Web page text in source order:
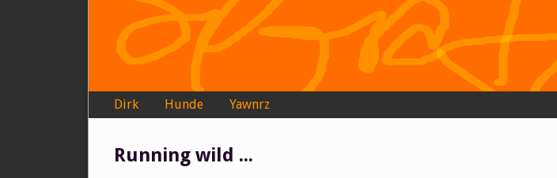
Navigation
Dirk Hunde Yawnrz
Running wild ...